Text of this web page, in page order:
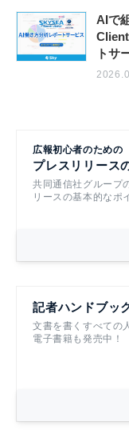
AIで
トサ
広報初心者のための
プレスリリース
共同通信社グループ
リースの基本的なポ
記者ハンドブッ
文書を書くすべての
電子書籍も発売中！